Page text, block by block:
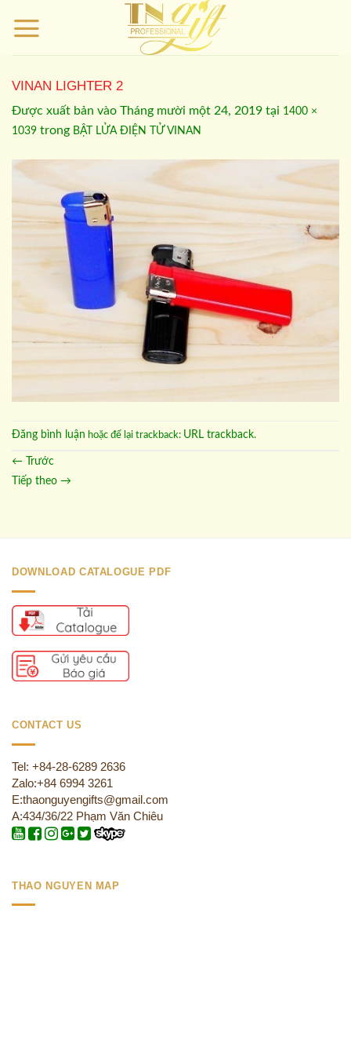
qua
VINAN LIGHTER 2
Được xuất bản vào Tháng mười một 24, 2019 tại 1400 ×
1039 trong BẬT LỬA ĐIỆN TỬ VINAN
Đăng bình luận hoặc để lại trackback: URL trackback.
← Trước
Tiếp theo →
DOWNLOAD CATALOGUE PDF
CONTACT US
Tel: +84-28-6289 2636
Zalo:+84 6994 3261
E:thaonguyengifts@gmail.com
A:434/36/22 Phạm Văn Chiêu
THAO NGUYEN MAP